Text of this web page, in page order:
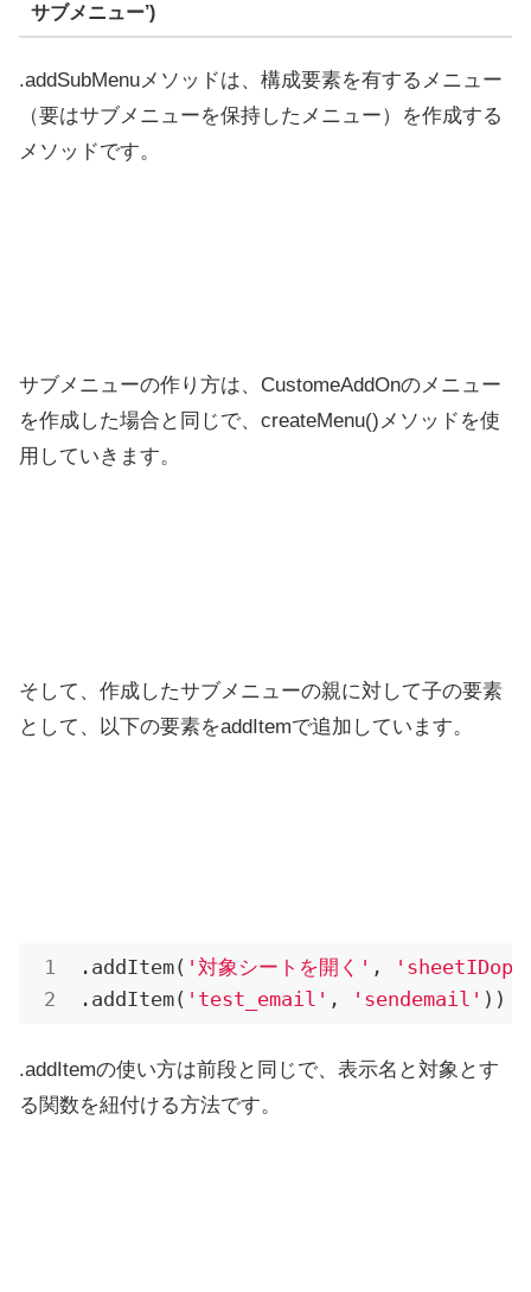
サブメニュー’)
.addSubMenuメソッドは、構成要素を有するメニュー
（要はサブメニューを保持したメニュー）を作成する
メソッドです。
サブメニューの作り方は、CustomeAddOnのメニュー
を作成した場合と同じで、createMenu()メソッドを使
用していきます。
そして、作成したサブメニューの親に対して子の要素
として、以下の要素をaddItemで追加しています。
.addItem( '対象シートを開く' ,
.addItem( 'test_email' , 'sendemail' ))
.addItemの使い方は前段と同じで、表示名と対象とす
る関数を紐付ける方法です。